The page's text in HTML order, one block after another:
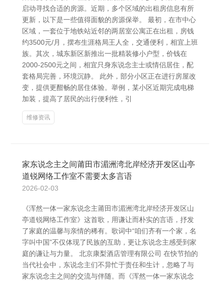
启动寻找合适的房源。近期，多个区域的出租房信息有所
更新，以下是一些值得面貌的房源保举。 最初，在市中心
区域，一套位于地铁站近邻的两居室公寓正在出租，房钱
约3500元/月，摆布生涯格局王人全，交通便利，相宜上班
族。其次，城东新区新推出一批精装修小户型，价钱在
2000-2500元之间，相宜只身东说念主士或情侣居住，配
套格局完善，环境沉静。 此外，部分小区正在进行房屋改
变，提供更酣畅的居住体验。举例，某小区近期完成电梯
加装，提高了居民的出行便利性，引
维修资讯
家东说念主之间莆田市湄洲湾北岸经济开发区山亭
道锐网络工作室不需要太多言语
2026-02-03
《浑然一体一家东说念主莆田市湄洲湾北岸经济开发区山
亭道锐网络工作室》这首歌，用谦让而朴实的言语，抒发
了家庭的温馨与亲情的稀有。歌词中“咱们齐有一个家，名
字叫中国”不仅体现了民族的互助，更让东说念主感受到家
庭的谦让与力量。 北京康梨酒店管理有限公司 在快节拍的
当代社会中，东说念主们不异忙于责任和生计，忽略了与
家东说念主之间的交流与伴随。而《浑然一体一家东说念